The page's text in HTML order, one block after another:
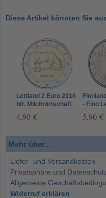
Diese Artikel könnten Sie
Lettland 2 Euro 2016
bfr. Milchwirtschaft
4,90 €
- Eino
5,90 €
Mehr über...
Liefer- und Versandkosten
Privatsphäre und
Allgemeine
Widerruf erklären